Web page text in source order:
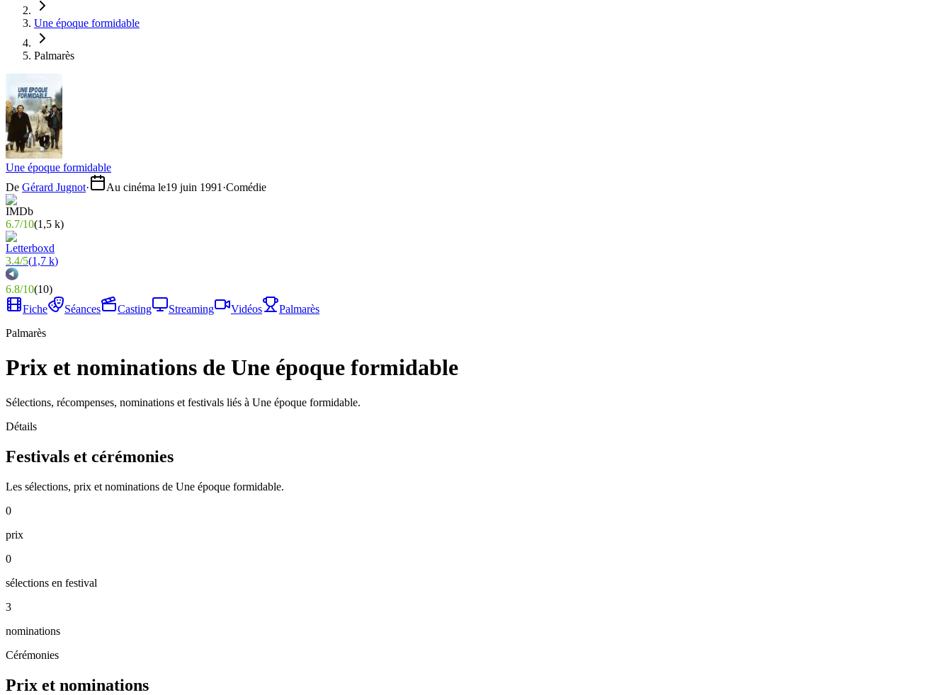
Une époque formidable
Palmarès
Une époque formidable
De Gérard Jugnot· Au cinéma le19 juin 1991 ·Comédie
6.7/10(1,5 k)
3.4/5(1,7 k)
6.8/10(10)
Fiche
Séances Casting Streaming Vidéos
Palmarès
Palmarès
Prix et nominations de Une époque formidable
Sélections, récompenses, nominations et festivals liés à Une époque formidable.
Détails
Festivals et cérémonies
Les sélections, prix et nominations de Une époque formidable.
0
prix
0
sélections en festival
3
nominations
Cérémonies
Prix et nominations